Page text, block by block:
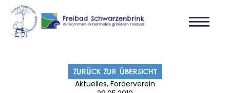
ZURÜCK ZUR ÜBERSICHT
Aktuelles, Förderverein